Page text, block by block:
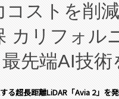
ッチ施設の
イチェーン
が高く、持
した現地生
コストを削
カリフォル
先端AI技術
ンド：本社
る超長距離LiDAR「Avia 2」を